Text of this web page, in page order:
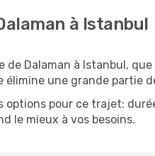
à Istanbul
de Dalaman à Istanbul,
élimine une grande partie
options pour ce trajet:
le mieux à vos besoins.